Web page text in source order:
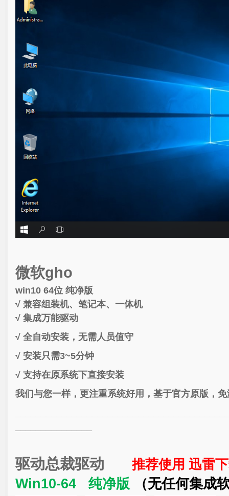
微软gho
win10 64位 纯净版
√ 兼容组装机、笔记本、一体机
√ 集成万能驱动
√ 全自动安装，无需人员值守
√ 安装只需3~5分钟
√ 支持在原系统下直接安装
我们与您一样，更注重系统好用，基于官方原版，
驱动总裁驱动 推荐使用 迅雷
Win10-64 纯净版 （无任何集成